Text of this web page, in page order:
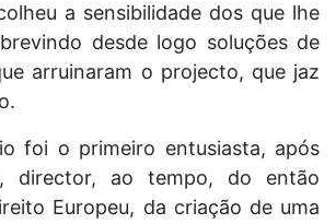
a sensibilidade dos que lhe
desde logo soluções de
arruinaram o projecto, que jaz
foi o primeiro entusiasta, após
director, ao tempo, do então
Europeu, da criação de uma